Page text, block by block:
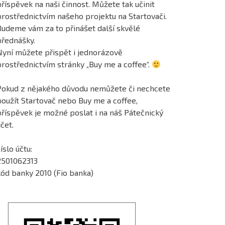
na naši činnost. Můžete tak učinit
našeho projektu na Startovači.
vám za to přinášet další skvělé
můžete přispět i jednorázově
stránky „Buy me a coffee“.
z nějakého důvodu nemůžete či nechcete
Startovač nebo Buy me a coffee,
je možné poslat i na náš Pátečnický
účtu:
banky 2010 (Fio banka)